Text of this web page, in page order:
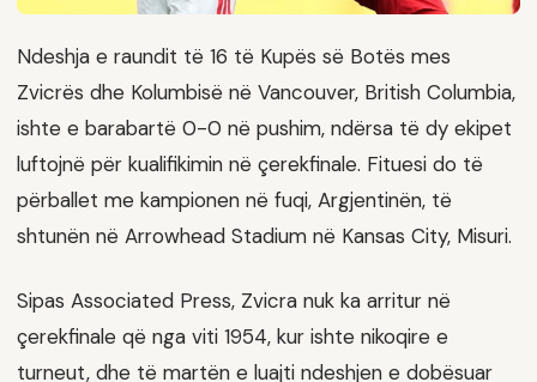
Ndeshja e raundit të 16 të Kupës së Botës mes
Zvicrës dhe Kolumbisë në Vancouver, British Columbia,
ishte e barabartë 0-0 në pushim, ndërsa të dy ekipet
luftojnë për kualifikimin në çerekfinale. Fituesi do të
përballet me kampionen në fuqi, Argjentinën, të
shtunën në Arrowhead Stadium në Kansas City, Misuri.
Sipas Associated Press, Zvicra nuk ka arritur në
çerekfinale që nga viti 1954, kur ishte nikoqire e
turneut, dhe të martën e luajti ndeshjen e dobësuar